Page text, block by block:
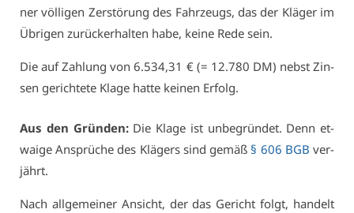
ner völ­li­gen Zer­stö­rung des Fahr­zeugs, das der Klä­ger im
Üb­ri­gen zu­rück­er­hal­ten ha­be, kei­ne Re­de sein.
Die auf Zah­lung von 6.534,31 € (= 12.780 DM) nebst Zin­
sen ge­rich­te­te Kla­ge hat­te kei­nen Er­folg.
Aus den Grün­den:Die Kla­ge ist un­be­grün­det. Denn et­
wai­ge An­sprü­che des Klä­gers sind ge­mäß § 606 BGB ver­
jährt.
Nach all­ge­mei­ner An­sicht, der das Ge­richt folgt, han­delt